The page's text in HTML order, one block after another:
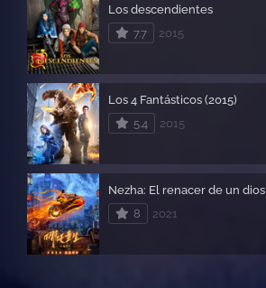
Los descendientes
7.7
2015
Los 4 Fantásticos (2015)
5.4
2015
Nezha: El renacer de un dios
8
2021